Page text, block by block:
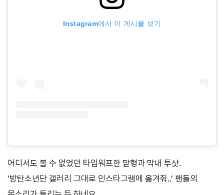
Instagram에서 이 게시물 보기
어디서도 볼 수 없었던 타임워프한 맏형과 막내 투샷.
‘방탄소년단 갤러리 그대로 인스타그램에 옮겨줘..’ 팬들의